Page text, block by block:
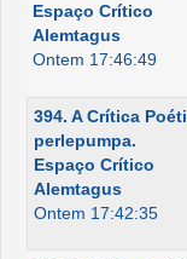
Espaço Crítico
Alemtagus
Ontem 17:46:49
394. A Crítica
perlepumpa.
Espaço Crítico
Alemtagus
Ontem 17:42:35